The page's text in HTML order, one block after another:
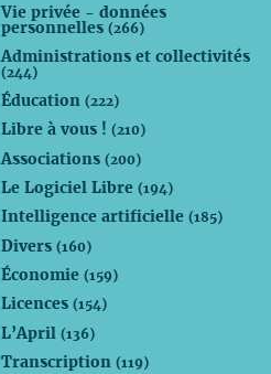
Vie privée - données
personnelles(266)
Administrations et collectivités
(244)
Éducation(222)
Libre à vous !(210)
Associations(200)
Le Logiciel Libre(194)
Intelligence artificielle(185)
Divers(160)
Économie(159)
Licences(154)
L’April(136)
Transcription(119)